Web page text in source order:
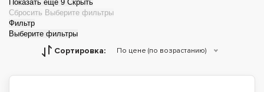
Показать еще 9 Скрыть
Сбросить Выберите фильтры
Фильтр
Выберите фильтры
Сортировка: По цене (по возрастанию)